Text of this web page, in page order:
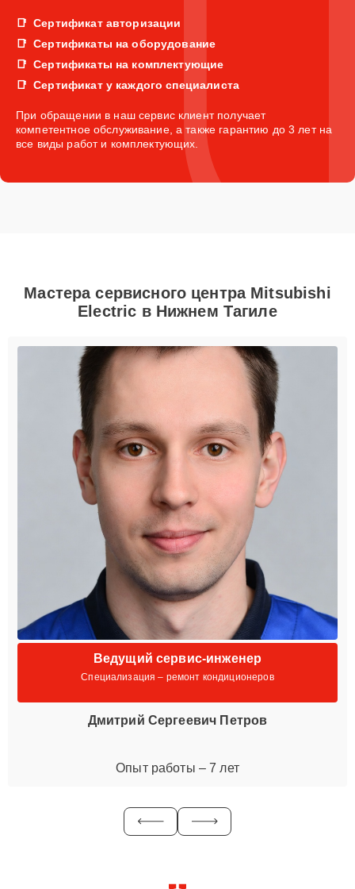
Сертификат авторизации
Сертификаты на оборудование
Сертификаты на комплектующие
Сертификат у каждого специалиста
При обращении в наш сервис клиент получает
компетентное обслуживание, а также гарантию до 3 лет на
все виды работ и комплектующих.
Мастера сервисного центра Mitsubishi
Electric в Нижнем Тагиле
Ведущий сервис-инженер
Специализация – ремонт кондиционеров
Дмитрий Сергеевич Петров
Опыт работы – 7 лет